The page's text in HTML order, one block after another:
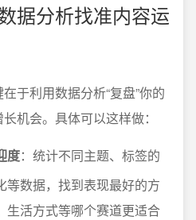
据分析找准内容运
于利用数据分析“复盘”你的
机会。具体可以这样做：
度：统计不同主题、标签的
等数据，找到表现最好的方
生活方式等哪个赛道更适合